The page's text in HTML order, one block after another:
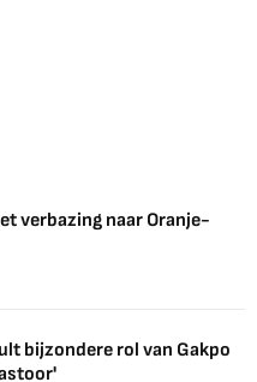
verbazing naar Oranje-
bijzondere rol van Gakpo